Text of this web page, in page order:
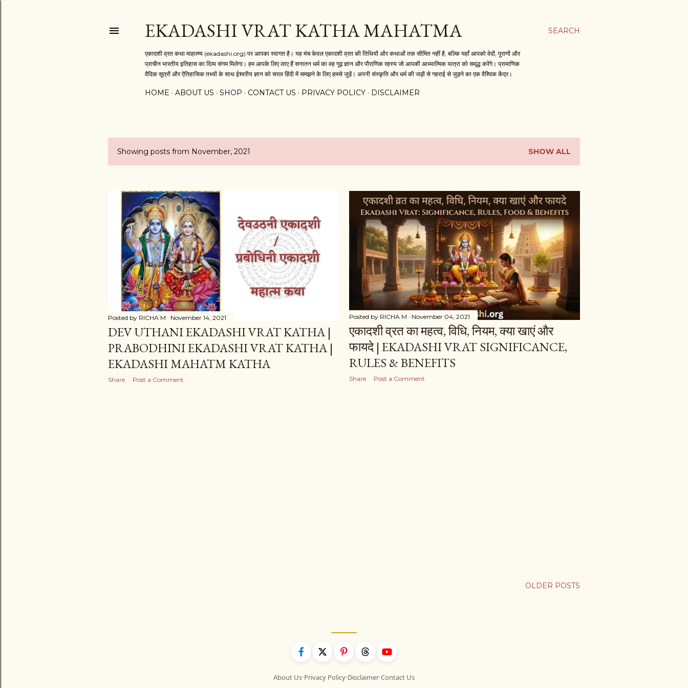
SEARCH
EKADASHI VRAT KATHA MAHATMA
एकादशी व्रत कथा माहात्म्य (ekadashi.org) पर आपका स्वागत है। यह मंच केवल एकादशी व्रत की तिथियों और कथाओं तक सीमित नहीं है, बल्कि यहाँ आपको वेदों, पुराणों और
प्राचीन भारतीय इतिहास का दिव्य संगम मिलेगा। हम आपके लिए लाए हैं सनातन धर्म का वह गूढ़ ज्ञान और पौराणिक रहस्य जो आपकी आध्यात्मिक यात्रा को समृद्ध करेंगे। प्रामाणिक
वैदिक सूत्रों और ऐतिहासिक तथ्यों के साथ ईश्वरीय ज्ञान को सरल हिंदी में समझने के लिए हमसे जुड़ें। अपनी संस्कृति और धर्म की जड़ों से गहराई से जुड़ने का एक वैश्विक केंद्र।
HOME ABOUT US SHOP CONTACT US PRIVACY POLICY DISCLAIMER
PShowing posts from November, 2021 SHOW ALL
Posted by RICHA M November 14, 2021
DEV UTHANI EKADASHI VRAT KATHA |
PRABODHINI EKADASHI VRAT KATHA |
EKADASHI MAHATM KATHA
Share Post a Comment
Posted by RICHA M November 04, 2021
एकादशी व्रत का महत्व, विधि, नियम, क्या खाएं और
फायदे | EKADASHI VRAT SIGNIFICANCE,
RULES & BENEFITS
Share Post a Comment
OLDER POSTS
About Us•Privacy Policy•Disclaimer•Contact Us